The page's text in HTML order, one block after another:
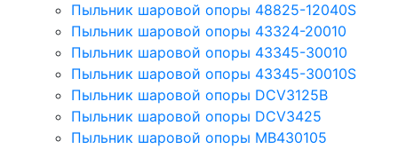
Пыльник шаровой опоры 48825-12040S
Пыльник шаровой опоры 43324-20010
Пыльник шаровой опоры 43345-30010
Пыльник шаровой опоры 43345-30010S
Пыльник шаровой опоры DCV3125B
Пыльник шаровой опоры DCV3425
Пыльник шаровой опоры MB430105